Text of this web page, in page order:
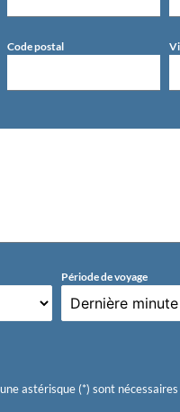
Code postal
Période de voyage
astérisque (*) sont